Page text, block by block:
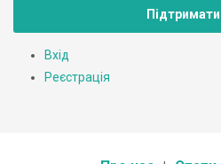
Вхід
Реєстрація